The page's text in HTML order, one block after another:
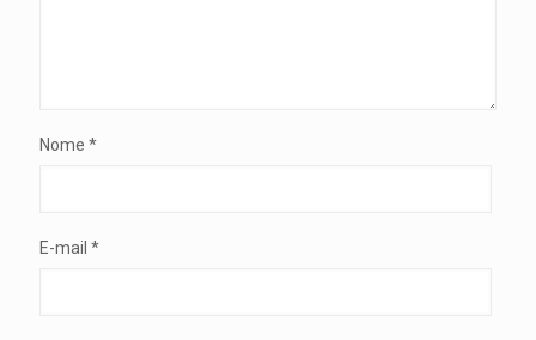
Nome *
E-mail *